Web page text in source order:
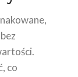
co